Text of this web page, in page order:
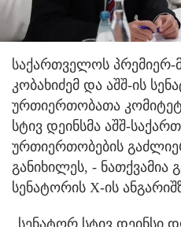
საქართველოს პრემიერ-
კობახიძემ და აშშ-ის
ურთიერთობათა
სტივ დეინსმა აშშ-
ურთიერთობების
განიხილეს, - ნათქვამია
სენატორის X-ის
„სენატორ სტივ დეინსი